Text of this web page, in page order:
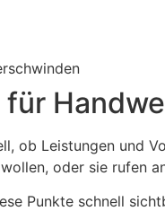
ob Leistungen und
oder sie rufen
Punkte schnell